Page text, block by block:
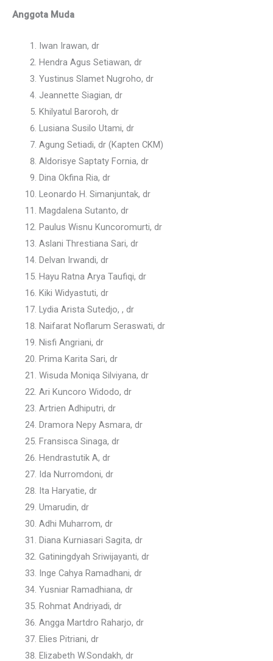
Anggota Muda
Iwan Irawan, dr
Hendra Agus Setiawan, dr
Yustinus Slamet Nugroho, dr
Jeannette Siagian, dr
Khilyatul Baroroh, dr
Lusiana Susilo Utami, dr
Agung Setiadi, dr (Kapten CKM)
Aldorisye Saptaty Fornia, dr
Dina Okfina Ria, dr
Leonardo H. Simanjuntak, dr
Magdalena Sutanto, dr
Paulus Wisnu Kuncoromurti, dr
Aslani Threstiana Sari, dr
Delvan Irwandi, dr
Hayu Ratna Arya Taufiqi, dr
Kiki Widyastuti, dr
Lydia Arista Sutedjo, , dr
Naifarat Noflarum Seraswati, dr
Nisfi Angriani, dr
Prima Karita Sari, dr
Wisuda Moniqa Silviyana, dr
Ari Kuncoro Widodo, dr
Artrien Adhiputri, dr
Dramora Nepy Asmara, dr
Fransisca Sinaga, dr
Hendrastutik A, dr
Ida Nurromdoni, dr
Ita Haryatie, dr
Umarudin, dr
Adhi Muharrom, dr
Diana Kurniasari Sagita, dr
Gatiningdyah Sriwijayanti, dr
Inge Cahya Ramadhani, dr
Yusniar Ramadhiana, dr
Rohmat Andriyadi, dr
Angga Martdro Raharjo, dr
Elies Pitriani, dr
Elizabeth W.Sondakh, dr